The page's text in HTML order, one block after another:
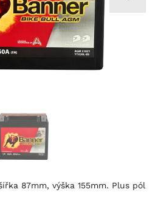
87mm, výška 155mm. Plus pól